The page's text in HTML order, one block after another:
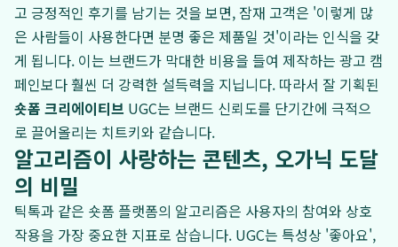
고 긍정적인 후기를 남기는 것을 보면, 잠재 고객은 '이렇게 많
은 사람들이 사용한다면 분명 좋은 제품일 것'이라는 인식을 갖
게 됩니다. 이는 브랜드가 막대한 비용을 들여 제작하는 광고 캠
페인보다 훨씬 더 강력한 설득력을 지닙니다. 따라서 잘 기획된
숏폼 크리에이티브 UGC는 브랜드 신뢰도를 단기간에 극적으
로 끌어올리는 치트키와 같습니다.
알고리즘이 사랑하는 콘텐츠, 오가닉 도달
의 비밀
틱톡과 같은 숏폼 플랫폼의 알고리즘은 사용자의 참여와 상호
작용을 가장 중요한 지표로 삼습니다. UGC는 특성상 '좋아요',